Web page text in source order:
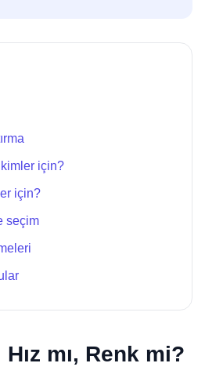
için?
için?
seçim
mı, Renk mi?